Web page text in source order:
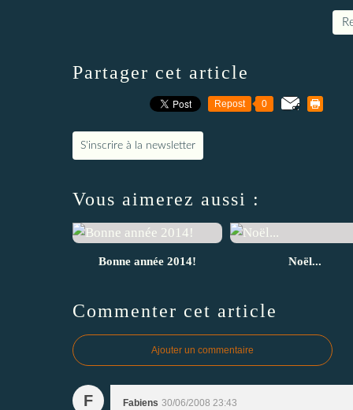
Partager cet article
Repost 0
S'inscrire à la newsletter
Vous aimerez aussi :
Bonne année 2014! Noël...
Commenter cet article
Ajouter un commentaire
F Fabiens 30/06/2008 23:43